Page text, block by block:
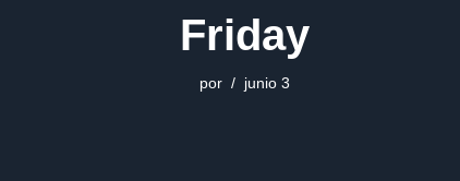
Friday
por junio 3